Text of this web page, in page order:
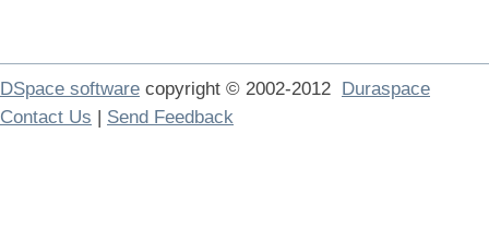
DSpace software copyright © 2002-2012 Duraspace
Contact Us | Send Feedback